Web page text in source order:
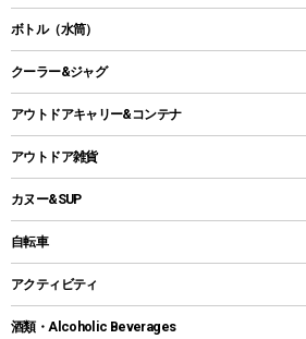
スクエアタープ（レクタタープ）
メッシュタープ
自立式タープ
パラソル
テントアクセサリー
ペグ
グランドシート
ガイドロープ
ツール
LEDライト
ヘッドライト
キャンドル
ガス缶
ガストーチ、ライター
焚き火台タイプ（ロースタイル）グリル
卓上タイプグリル
パーティータイプグリル
鉄板、アミ
焚き火台&ストーブ
火起こし
ダッチオーブン
ホットサンドメーカー
クッカーセット
シェラカップ
クッキングツール
ナイフ
ボトル（水筒）
ステンレスボトル
コップ付きタイプ
ワンタッチタイプ
プラスチックボトル
ディズニーボトル
クーラー&ジャグ
クーラーボックス
クーラーバッグ
ウォータージャグ
保冷剤
アウトドアキャリー&コンテナ
アウトドアキャリー
アウトドア雑貨
バックパック&バッグ
リュック、バックパック
トートバッグ、サコッシュ
ショッピングキャリー
カヌー&SUP
インフレータブル
カヤック
自転車
折りたたみ自転車
スポーツサイクル
アクティビティ
マリン
酒類・Alcoholic Beverages